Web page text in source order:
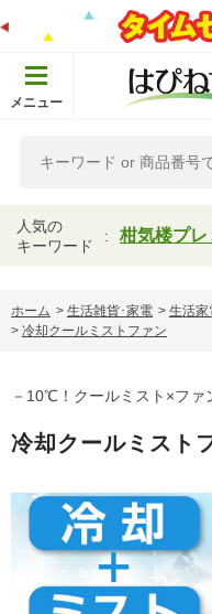
メニュー
人気の
キーワード
柑気楼プレ
ホーム > 生活雑貨･家電 > 生活家
> 冷却クールミストファン
－10℃！クールミスト×ファ
冷却クールミスト